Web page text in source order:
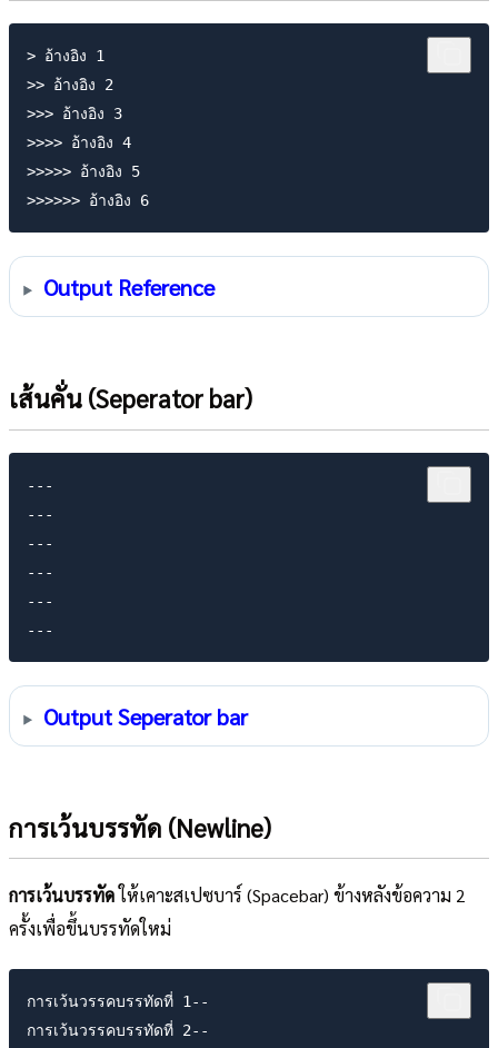
> อ้างอิง 1
>> อ้างอิง 2
>>> อ้างอิง 3
>>>> อ้างอิง 4
>>>>> อ้างอิง 5
Output Reference
เส้นคั่น (Seperator bar)
---
---
---
---
---
Output Seperator bar
การเว้นบรรทัด (Newline)
การเว้นบรรทัดให้เคาะสเปซบาร์ (Spacebar) ข้างหลังข้อความ 2
ครั้งเพื่อขึ้นบรรทัดใหม่
การเว้นวรรคบรรทัดที่ 1--
การเว้นวรรคบรรทัดที่ 2--